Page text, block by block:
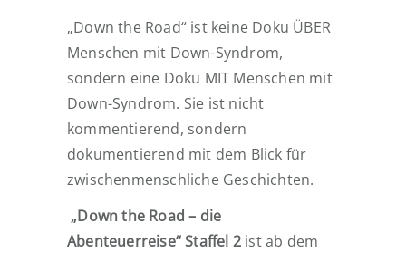
„Down the Road“ ist keine Doku ÜBER
Menschen mit Down-Syndrom,
sondern eine Doku MIT Menschen mit
Down-Syndrom. Sie ist nicht
kommentierend, sondern
dokumentierend mit dem Blick für
zwischenmenschliche Geschichten.
„Down the Road – die
Abenteuerreise“ Staffel 2 ist ab dem